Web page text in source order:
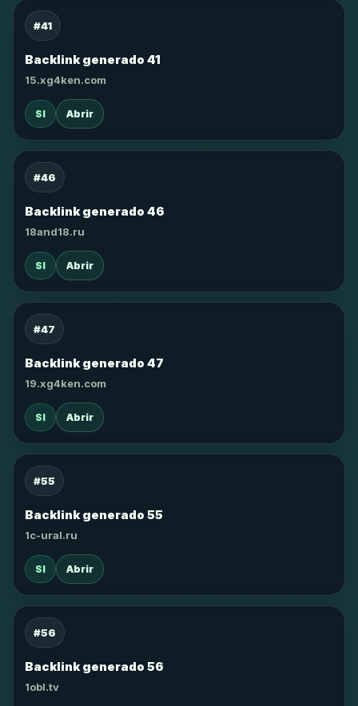
#41
Backlink generado 41
15.xg4ken.com
SI Abrir
#46
Backlink generado 46
18and18.ru
SI Abrir
#47
Backlink generado 47
19.xg4ken.com
SI Abrir
#55
Backlink generado 55
1c-ural.ru
SI Abrir
#56
Backlink generado 56
1obl.tv